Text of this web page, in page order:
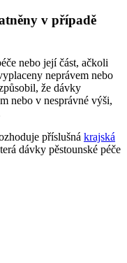
v případě
nebo její část, ačkoli
neprávem nebo
že dávky
nebo v nesprávné výši,
příslušná krajská
dávky pěstounské péče